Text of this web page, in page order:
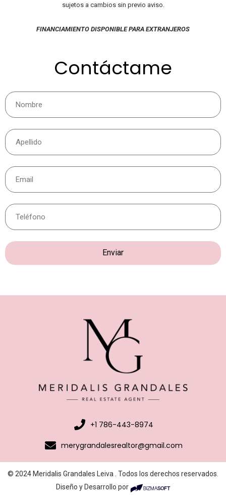
sujetos a cambios sin previo aviso.
FINANCIAMIENTO DISPONIBLE PARA EXTRANJEROS
Contáctame
Enviar
+1 786-443-8974
merygrandalesrealtor@gmail.com
© 2024 Meridalis Grandales Leiva . Todos los derechos reservados.
Diseño y Desarrollo por